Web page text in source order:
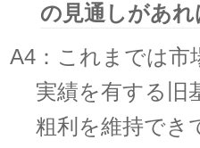
の見通しがあ
A4：これまでは市
実績を有する旧
粗利を維持でき